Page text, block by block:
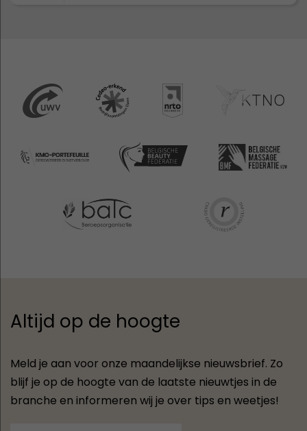
Altijd op de hoogte
Meld je aan voor onze maandelijkse nieuwsbrief. Zo
blijf je op de hoogte van de laatste nieuwtjes in de
branche en informeren wij je over tips en weetjes!